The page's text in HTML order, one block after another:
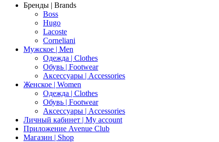
Бренды | Brands
Boss
Hugo
Lacoste
Corneliani
Мужское | Men
Одежда | Clothes
Обувь | Footwear
Аксессуары | Accessories
Женское | Women
Одежда | Clothes
Обувь | Footwear
Аксессуары | Accessories
Личный кабинет | My account
Приложение Avenue Club
Магазин | Shop